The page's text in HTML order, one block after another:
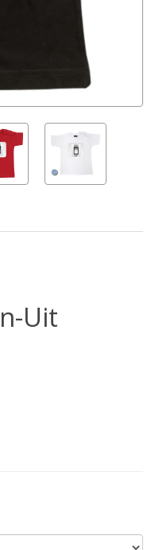
Uit